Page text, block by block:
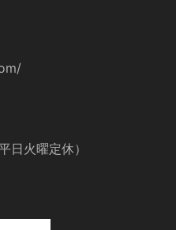
日火曜定休）